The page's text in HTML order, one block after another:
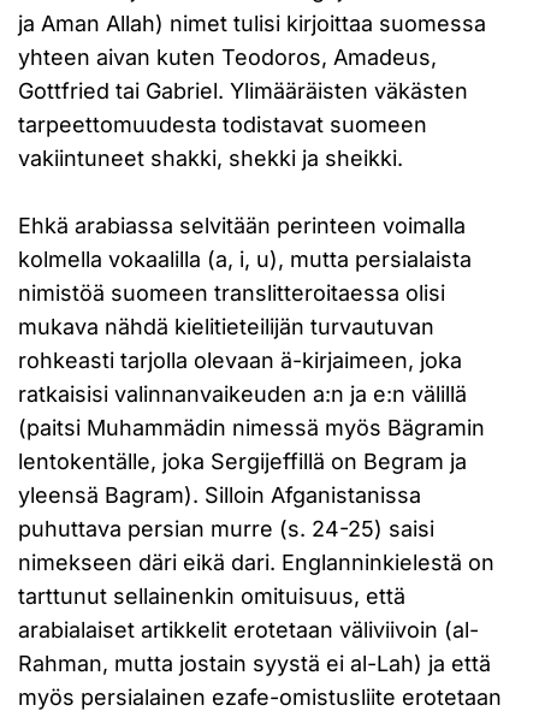
ja Aman Allah) nimet tulisi kirjoittaa suomessa
yhteen aivan kuten Teodoros, Amadeus,
Gottfried tai Gabriel. Ylimääräisten väkästen
tarpeettomuudesta todistavat suomeen
vakiintuneet shakki, shekki ja sheikki.
Ehkä arabiassa selvitään perinteen voimalla
kolmella vokaalilla (a, i, u), mutta persialaista
nimistöä suomeen translitteroitaessa olisi
mukava nähdä kielitieteilijän turvautuvan
rohkeasti tarjolla olevaan ä-kirjaimeen, joka
ratkaisisi valinnanvaikeuden a:n ja e:n välillä
(paitsi Muhammädin nimessä myös Bägramin
lentokentälle, joka Sergijeffillä on Begram ja
yleensä Bagram). Silloin Afganistanissa
puhuttava persian murre (s. 24-25) saisi
nimekseen däri eikä dari. Englanninkielestä on
tarttunut sellainenkin omituisuus, että
arabialaiset artikkelit erotetaan väliviivoin (al-
Rahman, mutta jostain syystä ei al-Lah) ja että
myös persialainen ezafe-omistusliite erotetaan